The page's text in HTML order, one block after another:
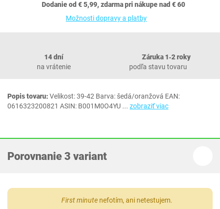
Dodanie od € 5,99, zdarma pri nákupe nad € 60
Možnosti dopravy a platby
14 dní
na vrátenie
Záruka 1‐2 roky
podľa stavu tovaru
Popis tovaru:Velikost: 39-42 Barva: šedá/oranžová EAN:
0616323200821 ASIN: B001M0O4YU ... zobraziť viac
Porovnanie 3 variant
First minute nefotím, ani netestujem.